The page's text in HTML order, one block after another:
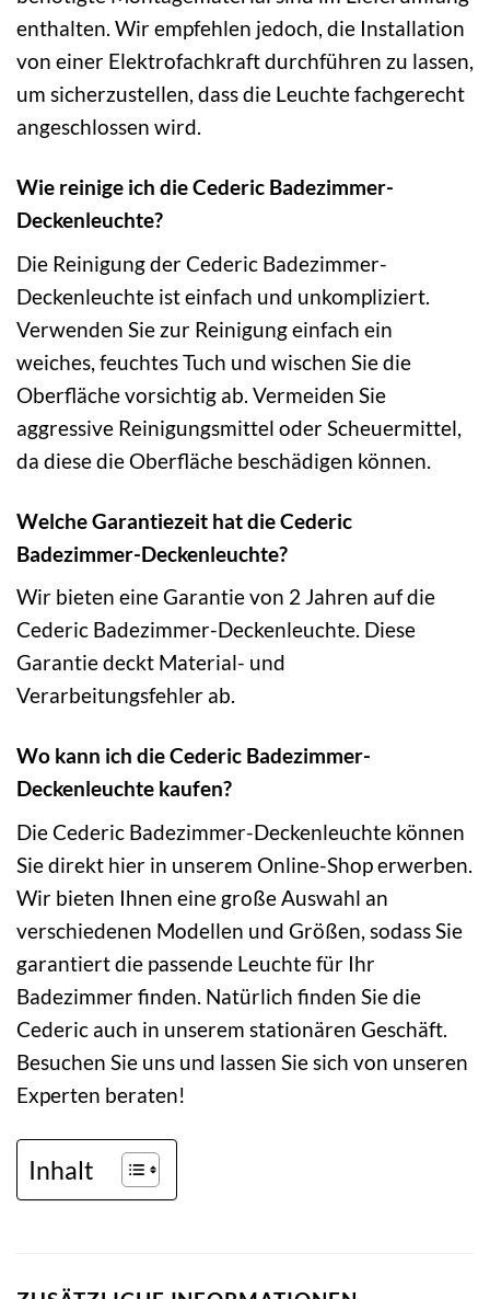
enthalten. Wir empfehlen jedoch, die Installation
von einer Elektrofachkraft durchführen zu lassen,
um sicherzustellen, dass die Leuchte fachgerecht
angeschlossen wird.
Wie reinige ich die Cederic Badezimmer-
Deckenleuchte?
Die Reinigung der Cederic Badezimmer-
Deckenleuchte ist einfach und unkompliziert.
Verwenden Sie zur Reinigung einfach ein
weiches, feuchtes Tuch und wischen Sie die
Oberfläche vorsichtig ab. Vermeiden Sie
aggressive Reinigungsmittel oder Scheuermittel,
da diese die Oberfläche beschädigen können.
Welche Garantiezeit hat die Cederic
Badezimmer-Deckenleuchte?
Wir bieten eine Garantie von 2 Jahren auf die
Cederic Badezimmer-Deckenleuchte. Diese
Garantie deckt Material- und
Verarbeitungsfehler ab.
Wo kann ich die Cederic Badezimmer-
Deckenleuchte kaufen?
Die Cederic Badezimmer-Deckenleuchte können
Sie direkt hier in unserem Online-Shop erwerben.
Wir bieten Ihnen eine große Auswahl an
verschiedenen Modellen und Größen, sodass Sie
garantiert die passende Leuchte für Ihr
Badezimmer finden. Natürlich finden Sie die
Cederic auch in unserem stationären Geschäft.
Besuchen Sie uns und lassen Sie sich von unseren
Experten beraten!
Inhalt